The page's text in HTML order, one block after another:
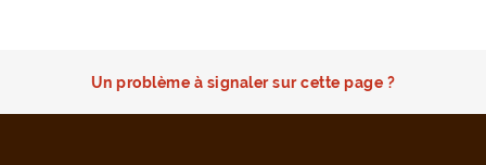
Un problème à signaler sur cette page ?